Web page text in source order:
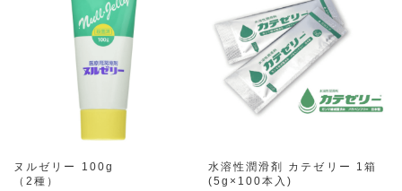
ヌルゼリー 100g
（2種）
水溶性潤滑剤 カテゼリー 1箱
(5g×100本入)